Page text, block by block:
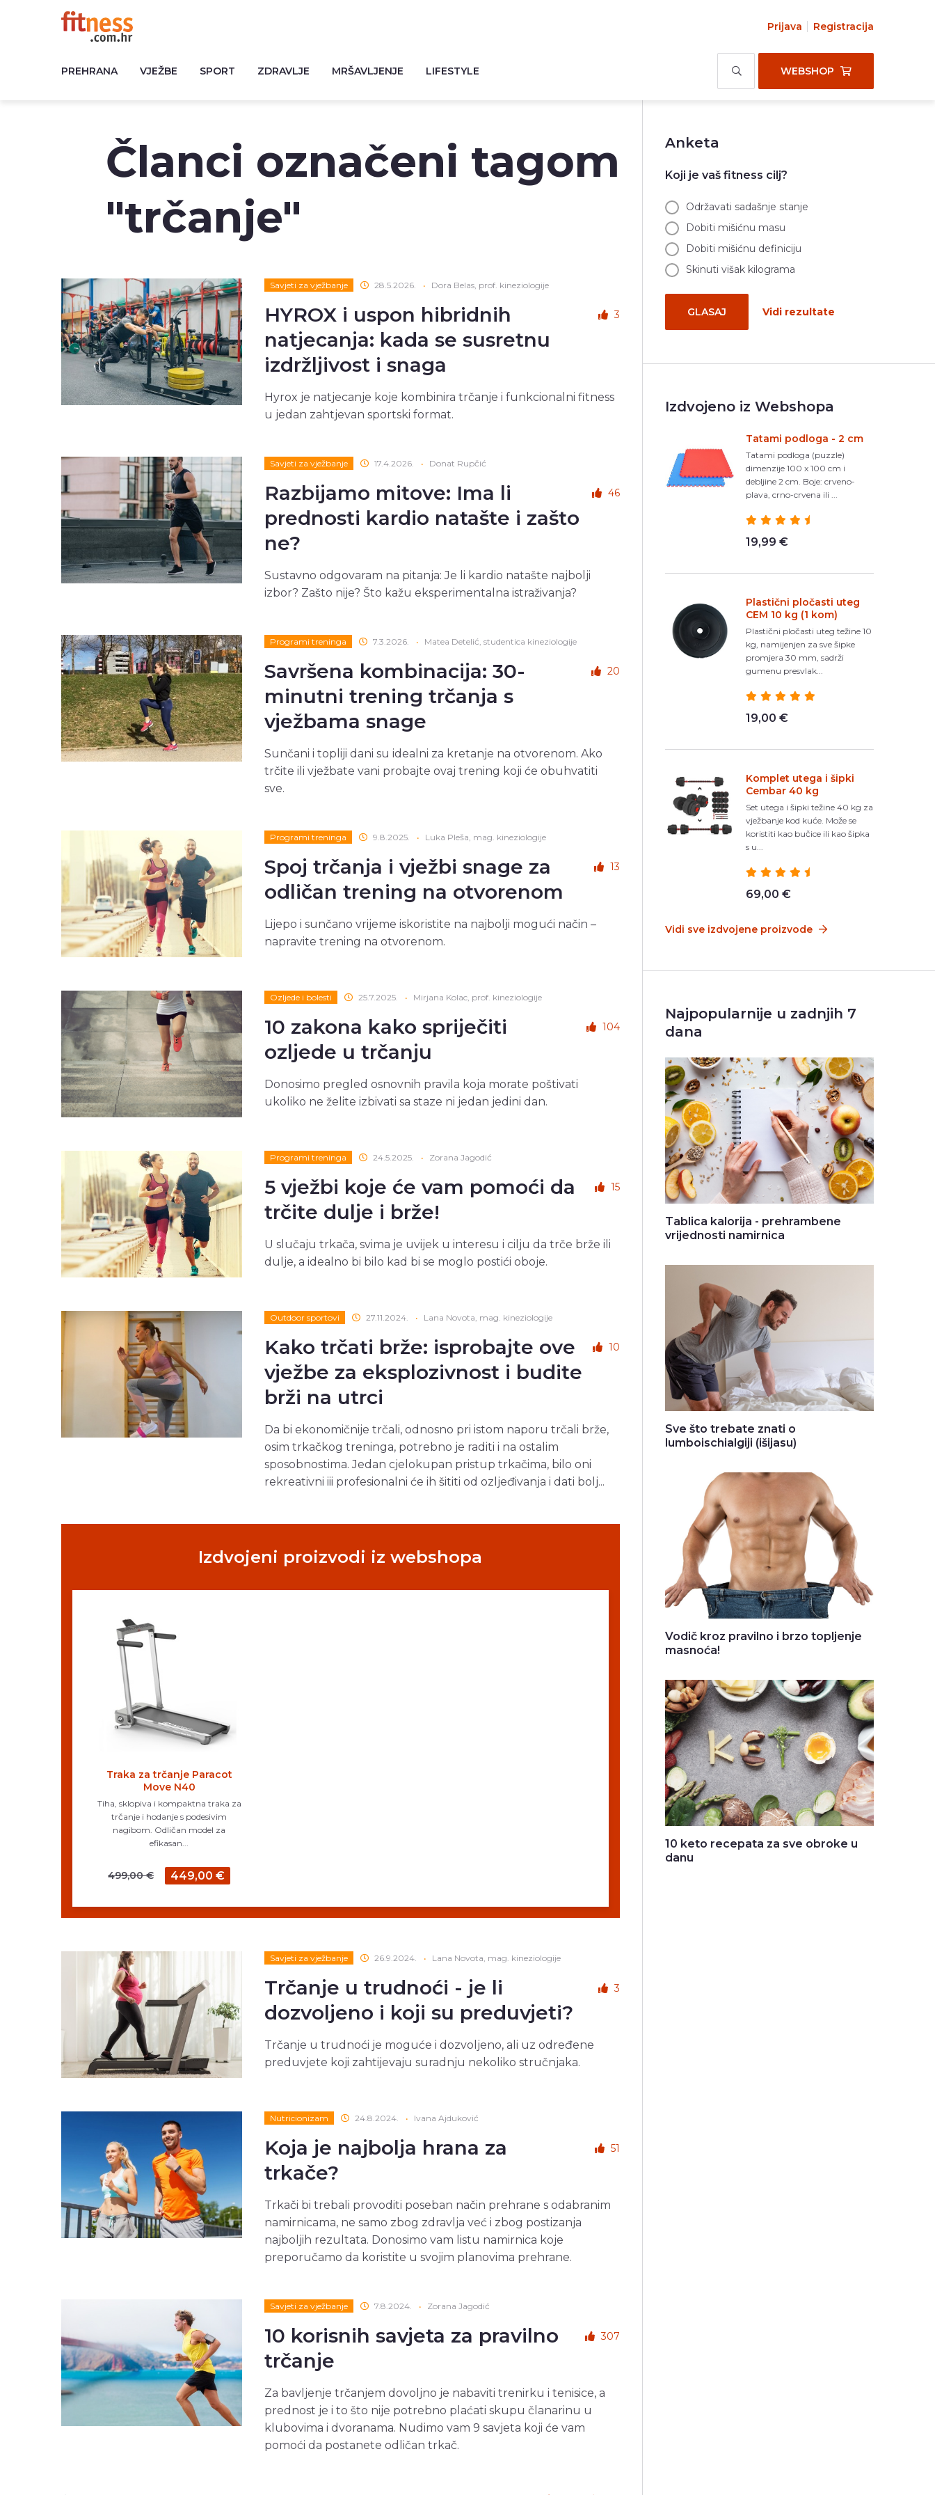
Prijava Registracija
PREHRANA VJEŽBE SPORT ZDRAVLJE MRŠAVLJENJE LIFESTYLE WEBSHOP
Članci označeni tagom
"trčanje"
Savjeti za vježbanje 28.5.2026. • Dora Belas, prof. kineziologije
HYROX i uspon hibridnih
natjecanja: kada se susretnu
izdržljivost i snaga
3
Hyrox je natjecanje koje kombinira trčanje i funkcionalni fitness
u jedan zahtjevan sportski format.
Savjeti za vježbanje 17.4.2026. • Donat Rupčić
Razbijamo mitove: Ima li
prednosti kardio natašte i zašto
ne?
46
Sustavno odgovaram na pitanja: Je li kardio natašte najbolji
izbor? Zašto nije? Što kažu eksperimentalna istraživanja?
Programi treninga 7.3.2026. • Matea Detelić, studentica kineziologije
Savršena kombinacija: 30-
minutni trening trčanja s
vježbama snage
20
Sunčani i topliji dani su idealni za kretanje na otvorenom. Ako
trčite ili vježbate vani probajte ovaj trening koji će obuhvatiti
sve.
Programi treninga 9.8.2025. • Luka Pleša, mag. kineziologije
Spoj trčanja i vježbi snage za
odličan trening na otvorenom
13
Lijepo i sunčano vrijeme iskoristite na najbolji mogući način –
napravite trening na otvorenom.
Ozljede i bolesti 25.7.2025. • Mirjana Kolac, prof. kineziologije
10 zakona kako spriječiti
ozljede u trčanju
104
Donosimo pregled osnovnih pravila koja morate poštivati
ukoliko ne želite izbivati sa staze ni jedan jedini dan.
Programi treninga 24.5.2025. • Zorana Jagodić
5 vježbi koje će vam pomoći da
trčite dulje i brže!
15
U slučaju trkača, svima je uvijek u interesu i cilju da trče brže ili
dulje, a idealno bi bilo kad bi se moglo postići oboje.
Outdoor sportovi 27.11.2024. • Lana Novota, mag. kineziologije
Kako trčati brže: isprobajte ove
vježbe za eksplozivnost i budite
brži na utrci
10
Da bi ekonomičnije trčali, odnosno pri istom naporu trčali brže,
osim trkačkog treninga, potrebno je raditi i na ostalim
sposobnostima. Jedan cjelokupan pristup trkačima, bilo oni
rekreativni iii profesionalni će ih šititi od ozljeđivanja i dati bolj...
Izdvojeni proizvodi iz webshopa
Traka za trčanje Paracot
Move N40
Tiha, sklopiva i kompaktna traka za
trčanje i hodanje s podesivim
nagibom. Odličan model za
efikasan...
499,00 € 449,00 €
Savjeti za vježbanje 26.9.2024. • Lana Novota, mag. kineziologije
Trčanje u trudnoći - je li
dozvoljeno i koji su preduvjeti?
3
Trčanje u trudnoći je moguće i dozvoljeno, ali uz određene
preduvjete koji zahtijevaju suradnju nekoliko stručnjaka.
Nutricionizam 24.8.2024. • Ivana Ajduković
Koja je najbolja hrana za
trkače?
51
Trkači bi trebali provoditi poseban način prehrane s odabranim
namirnicama, ne samo zbog zdravlja već i zbog postizanja
najboljih rezultata. Donosimo vam listu namirnica koje
preporučamo da koristite u svojim planovima prehrane.
Savjeti za vježbanje 7.8.2024. • Zorana Jagodić
10 korisnih savjeta za pravilno
trčanje
307
Za bavljenje trčanjem dovoljno je nabaviti trenirku i tenisice, a
prednost je i to što nije potrebno plaćati skupu članarinu u
klubovima i dvoranama. Nudimo vam 9 savjeta koji će vam
pomoći da postanete odličan trkač.
Anketa
Koji je vaš fitness cilj?
Održavati sadašnje stanje
Dobiti mišićnu masu
Dobiti mišićnu definiciju
Skinuti višak kilograma
GLASAJ Vidi rezultate
Izdvojeno iz Webshopa
Tatami podloga - 2 cm
Tatami podloga (puzzle)
dimenzije 100 x 100 cm i
debljine 2 cm. Boje: crveno-
plava, crno-crvena ili ...
19,99 €
Plastični pločasti uteg
CEM 10 kg (1 kom)
Plastični pločasti uteg težine 10
kg, namijenjen za sve šipke
promjera 30 mm, sadrži
gumenu presvlak...
19,00 €
Komplet utega i šipki
Cembar 40 kg
Set utega i šipki težine 40 kg za
vježbanje kod kuće. Može se
koristiti kao bučice ili kao šipka
s u...
69,00 €
Vidi sve izdvojene proizvode
Najpopularnije u zadnjih 7
dana
Tablica kalorija - prehrambene
vrijednosti namirnica
Sve što trebate znati o
lumboischialgiji (išijasu)
Vodič kroz pravilno i brzo topljenje
masnoća!
10 keto recepata za sve obroke u
danu